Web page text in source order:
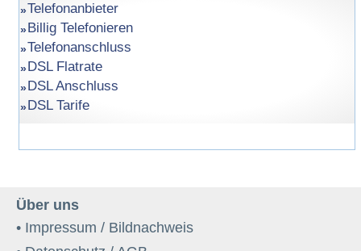
Telefonanbieter
Billig Telefonieren
Telefonanschluss
DSL Flatrate
DSL Anschluss
DSL Tarife
Über uns
• Impressum / Bildnachweis